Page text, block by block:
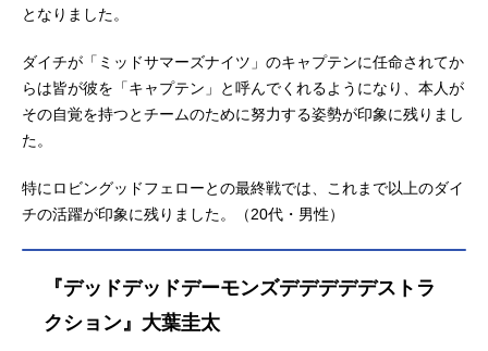
となりました。
ダイチが「ミッドサマーズナイツ」のキャプテンに任命されてか
らは皆が彼を「キャプテン」と呼んでくれるようになり、本人が
その自覚を持つとチームのために努力する姿勢が印象に残りまし
た。
特にロビングッドフェローとの最終戦では、これまで以上のダイ
チの活躍が印象に残りました。（20代・男性）
『デッドデッドデーモンズデデデデデストラ
クション』大葉圭太